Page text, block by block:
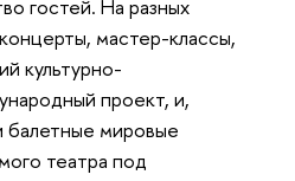
гостей. На разных
мастер-классы,
культурно-
проект, и,
балетные мировые
театра под